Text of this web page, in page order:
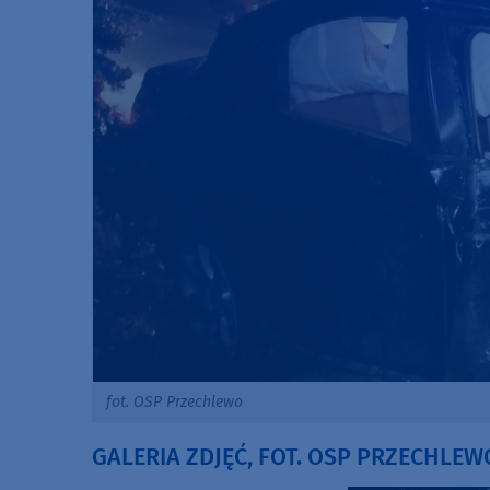
fot. OSP Przechlewo
GALERIA ZDJĘĆ, FOT. OSP